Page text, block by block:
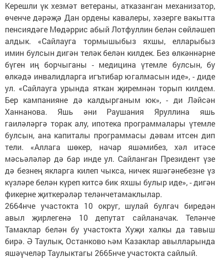
Керешли үк хезмәт ветераны, атказанган механизатор,
өченче дәрәҗә Дан ордены кавалеры, хәзерге вакытта
пенсиядәге Мөдәррис абый Лотфуллин белән сөйләшеп
алдык. «Сайлауга тормышыбыз яхшы, елларыбыз
имин булсын дигән теләк белән килдек. Без өлкәннәрне
бүген иң борчыганы - медицина үтемле булсын, бу
өлкәдә инвалидларга игътибар югалмасын иде», - диде
ул. «Сайлауга урында яткан җиремнән торып килдем.
Бер кампанияне дә калдырганым юк», - ди Ләйсән
Ханнанова. Яшь әни Раушания Яруллина яшь
гаиләләргә торак алу, ипотека программалары үтемле
булсын, ана капиталы программасы дәвам итсен дип
тели. «Аллага шөкер, начар яшәмибез, хәл итәсе
мәсьәләләр дә бар инде ул. Сайланган Президент үзе
дә безнең якларга килеп чыкса, ничек яшәгәнебезне үз
күзләре белән күреп китсә бик яхшы булыр иде», - дигән
фикерне җиткерәләр теләнчетамаклылар.
2664нче участокта 10 округ, шулай булгач биредән
авыл җирлегенә 10 депутат сайланачак. Теләнче
Тамаклар белән бу участокта Хуҗи халкы да тавыш
бирә. Ә Таулык, Останково һәм Казаклар авылларында
яшәүчеләр Таулыктагы 2665нче участокта сайлый.